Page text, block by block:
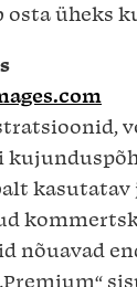
osta üheks
nõuavad